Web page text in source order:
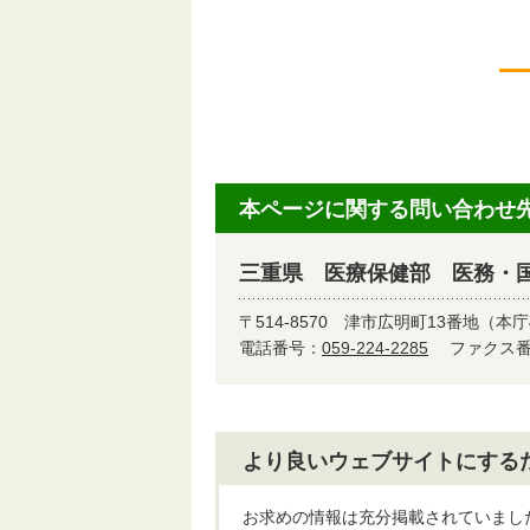
本ページに関する問い合わせ
三重県 医療保健部 医務・
〒514-8570 津市広明町13番地（本庁
電話番号： 059-224-2285 ファクス
より良いウェブサイトにす
お求めの情報は充分掲載されていまし